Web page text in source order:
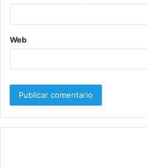
*
Web